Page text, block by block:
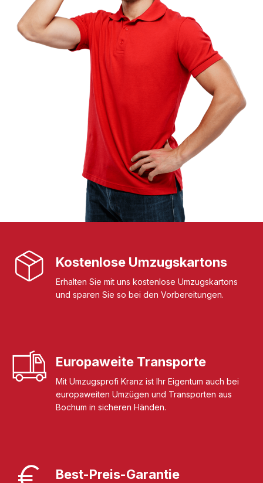
Kostenlose Umzugskartons
Erhalten Sie mit uns kostenlose Umzugskartons
und sparen Sie so bei den Vorbereitungen.
Europaweite Transporte
Mit Umzugsprofi Kranz ist Ihr Eigentum auch bei
europaweiten Umzügen und Transporten aus
Bochum in sicheren Händen.
Best-Preis-Garantie